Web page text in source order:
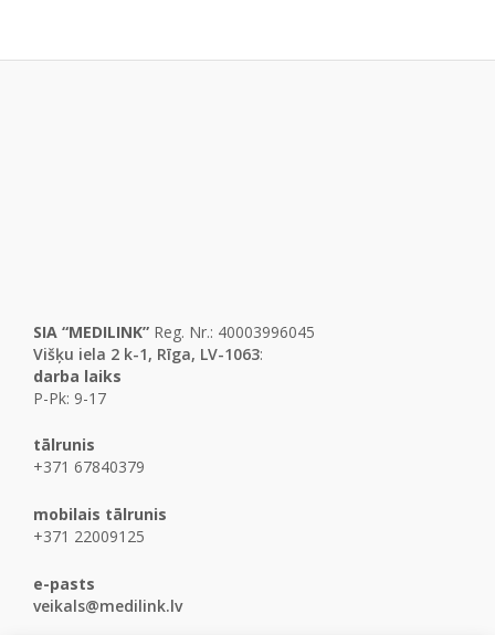
SIA “MEDILINK” Reg. Nr.: 40003996045
Višķu iela 2 k-1, Rīga, LV-1063:
darba laiks
P-Pk: 9-17
tālrunis
+371 67840379
mobilais tālrunis
+371 22009125
e-pasts
veikals@medilink.lv